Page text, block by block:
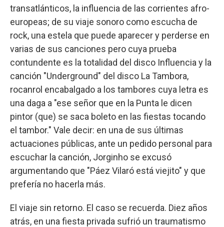
transatlánticos, la influencia de las corrientes afro-
europeas; de su viaje sonoro como escucha de
rock, una estela que puede aparecer y perderse en
varias de sus canciones pero cuya prueba
contundente es la totalidad del disco Influencia y la
canción "Underground" del disco La Tambora,
rocanrol encabalgado a los tambores cuya letra es
una daga a "ese señor que en la Punta le dicen
pintor (que) se saca boleto en las fiestas tocando
el tambor." Vale decir: en una de sus últimas
actuaciones públicas, ante un pedido personal para
escuchar la canción, Jorginho se excusó
argumentando que "Páez Vilaró está viejito" y que
prefería no hacerla más.
El viaje sin retorno. El caso se recuerda. Diez años
atrás, en una fiesta privada sufrió un traumatismo